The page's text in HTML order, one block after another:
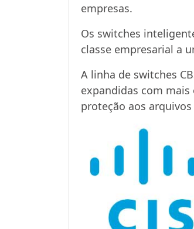
empresas.
Os switches
classe empresarial a
A linha de switches
expandidas com
proteção aos